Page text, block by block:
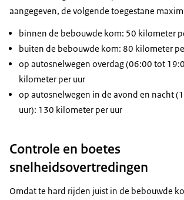
aangegeven, de volgende toegestane
binnen de bebouwde kom: 50 kilometer
buiten de bebouwde kom: 80 kilometer
op autosnelwegen overdag (06:00 tot
kilometer per uur
op autosnelwegen in de avond en nacht
uur): 130 kilometer per uur
Controle en boetes
snelheidsovertredingen
Omdat te hard rijden juist in de bebouwde